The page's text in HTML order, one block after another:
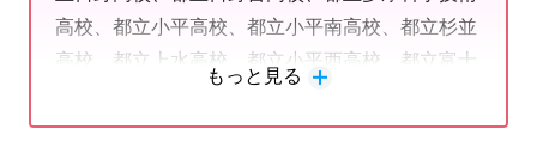
個別指導塾No.1の情報力
全国各地の学校のデータが豊富にあるので、お子さまの学校の
点数アップを図ります。志望校の最新の試験情報に基づいた受
高校、都立小平高校、都立小平南高校、都立杉並
高校、都立上水高校、都立小平西高校、都立富士
私立中央大学付附属高校、私立東海大菅生高校、
もっと見る